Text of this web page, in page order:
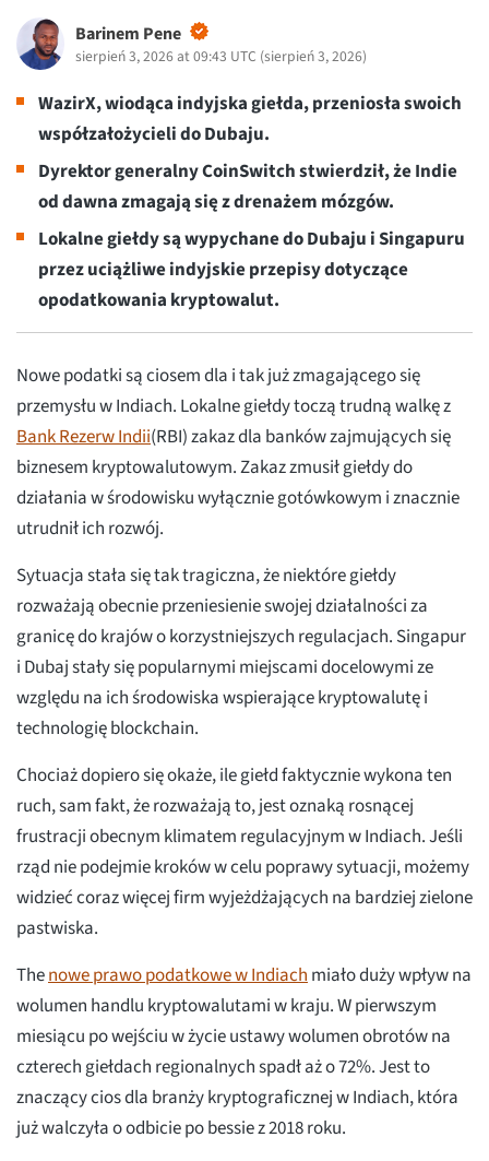
Barinem Pene
sierpień 3, 2026 at 09:43 UTC (sierpień 3, 2026)
WazirX, wiodąca indyjska giełda, przeniosła swoich
współzałożycieli do Dubaju.
Dyrektor generalny CoinSwitch stwierdził, że Indie
od dawna zmagają się z drenażem mózgów.
Lokalne giełdy są wypychane do Dubaju i Singapuru
przez uciążliwe indyjskie przepisy dotyczące
opodatkowania kryptowalut.
Nowe podatki są ciosem dla i tak już zmagającego się
przemysłu w Indiach. Lokalne giełdy toczą trudną walkę z
Bank Rezerw Indii(RBI) zakaz dla banków zajmujących się
biznesem kryptowalutowym. Zakaz zmusił giełdy do
działania w środowisku wyłącznie gotówkowym i znacznie
utrudnił ich rozwój.
Sytuacja stała się tak tragiczna, że niektóre giełdy
rozważają obecnie przeniesienie swojej działalności za
granicę do krajów o korzystniejszych regulacjach. Singapur
i Dubaj stały się popularnymi miejscami docelowymi ze
względu na ich środowiska wspierające kryptowalutę i
technologię blockchain.
Chociaż dopiero się okaże, ile giełd faktycznie wykona ten
ruch, sam fakt, że rozważają to, jest oznaką rosnącej
frustracji obecnym klimatem regulacyjnym w Indiach. Jeśli
rząd nie podejmie kroków w celu poprawy sytuacji, możemy
widzieć coraz więcej firm wyjeżdżających na bardziej zielone
pastwiska.
Thenowe prawo podatkowe w Indiachmiało duży wpływ na
wolumen handlu kryptowalutami w kraju. W pierwszym
miesiącu po wejściu w życie ustawy wolumen obrotów na
czterech giełdach regionalnych spadł aż o 72%. Jest to
znaczący cios dla branży kryptograficznej w Indiach, która
już walczyła o odbicie po bessie z 2018 roku.